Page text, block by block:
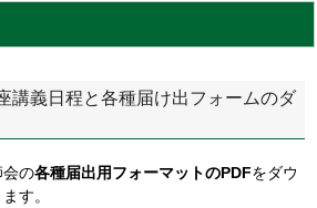
講義日程と各種届け出フォームのダ
会の各種届出用フォーマットのPDFをダウ
す。